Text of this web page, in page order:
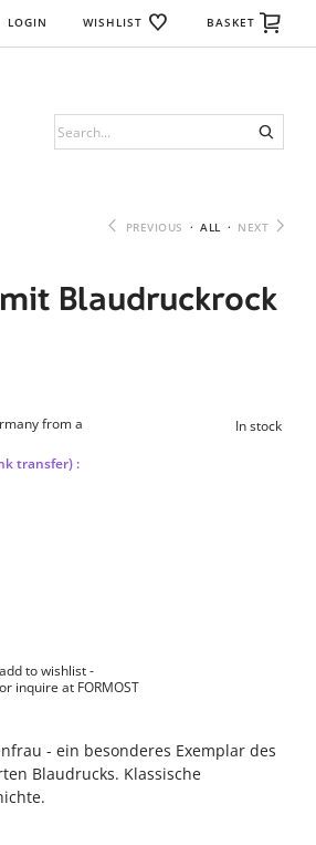
LOGIN WISHLIST BASKET
PREVIOUS · ALL · NEXT
Blaudruckrock
In stock
from a
transfer) :
add to wishlist -
or inquire at FORMOST
- ein besonderes Exemplar des
Blaudrucks. Klassische